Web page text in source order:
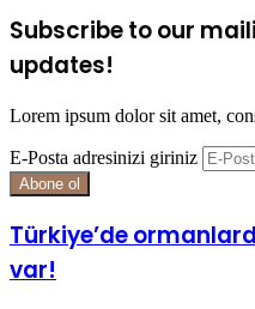
Subscribe to our
updates!
Lorem ipsum dolor sit amet,
E-Posta adresinizi giriniz
Türkiye’de
var!